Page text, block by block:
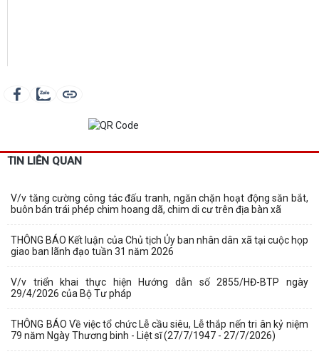
TIN LIÊN QUAN
V/v tăng cường công tác đấu tranh, ngăn chặn hoạt động săn bắt,
buôn bán trái phép chim hoang dã, chim di cư trên địa bàn xã
THÔNG BÁO Kết luận của Chủ tịch Ủy ban nhân dân xã tại cuộc họp
giao ban lãnh đạo tuần 31 năm 2026
V/v triển khai thực hiện Hướng dẫn số 2855/HĐ-BTP ngày
29/4/2026 của Bộ Tư pháp
THÔNG BÁO Về việc tổ chức Lễ cầu siêu, Lễ thắp nến tri ân kỷ niệm
79 năm Ngày Thương binh - Liệt sĩ (27/7/1947 - 27/7/2026)